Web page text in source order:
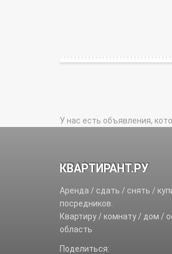
У нас есть объявления,
КВАРТИРАНТ.РУ
Аренда / сдать / снять /
посредников.
Квартиру / комнату / дом /
область
Поделиться: